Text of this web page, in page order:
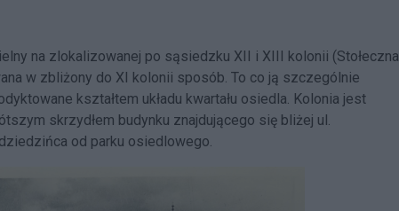
na zlokalizowanej po sąsiedzku XII i XIII kolonii (Stołeczna
w zbliżony do XI kolonii sposób. To co ją szczególnie
kształtem układu kwartału osiedla. Kolonia jest
skrzydłem budynku znajdującego się bliżej ul.
od parku osiedlowego.